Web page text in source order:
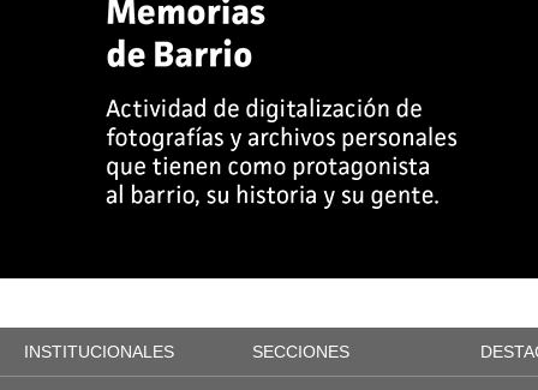
INSTITUCIONALES SECCIONES